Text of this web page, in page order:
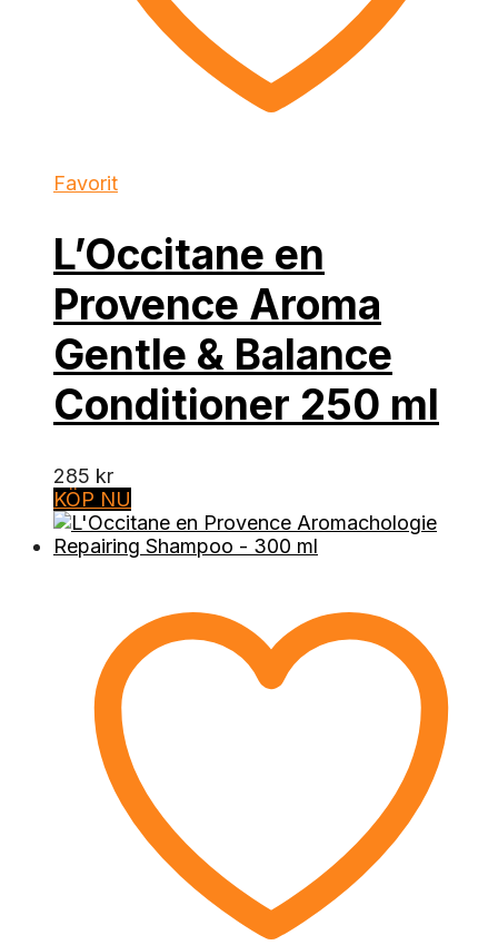
Favorit
L’Occitane en
Provence Aroma
Gentle & Balance
Conditioner 250 ml
285 kr
KÖP NU